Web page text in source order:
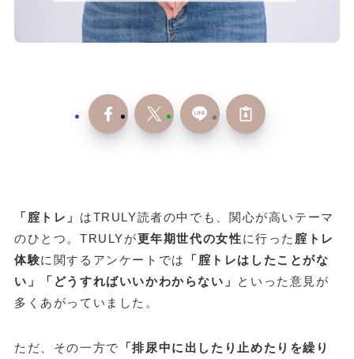
「腟トレ」 はTRULY読者の中でも、関心が高いテーマ
のひとつ。TRULYが更年期世代の女性に行った 腟トレ
体験に関するアンケートでは
「腟トレはしたことがな
い」「どうすればいいかわからない」 といった意見が
多くあがっていました。
ただ、その一方で
「排尿中に出したり止めたりを繰り